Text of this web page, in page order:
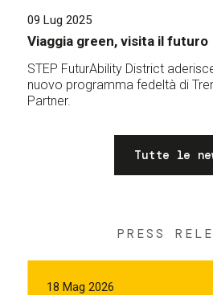
09 Lug 2025
Viaggia green, visita il futuro
STEP FuturAbility District
nuovo programma fedeltà di
Partner.
Tutte le
PRESS
18 Mag 2026